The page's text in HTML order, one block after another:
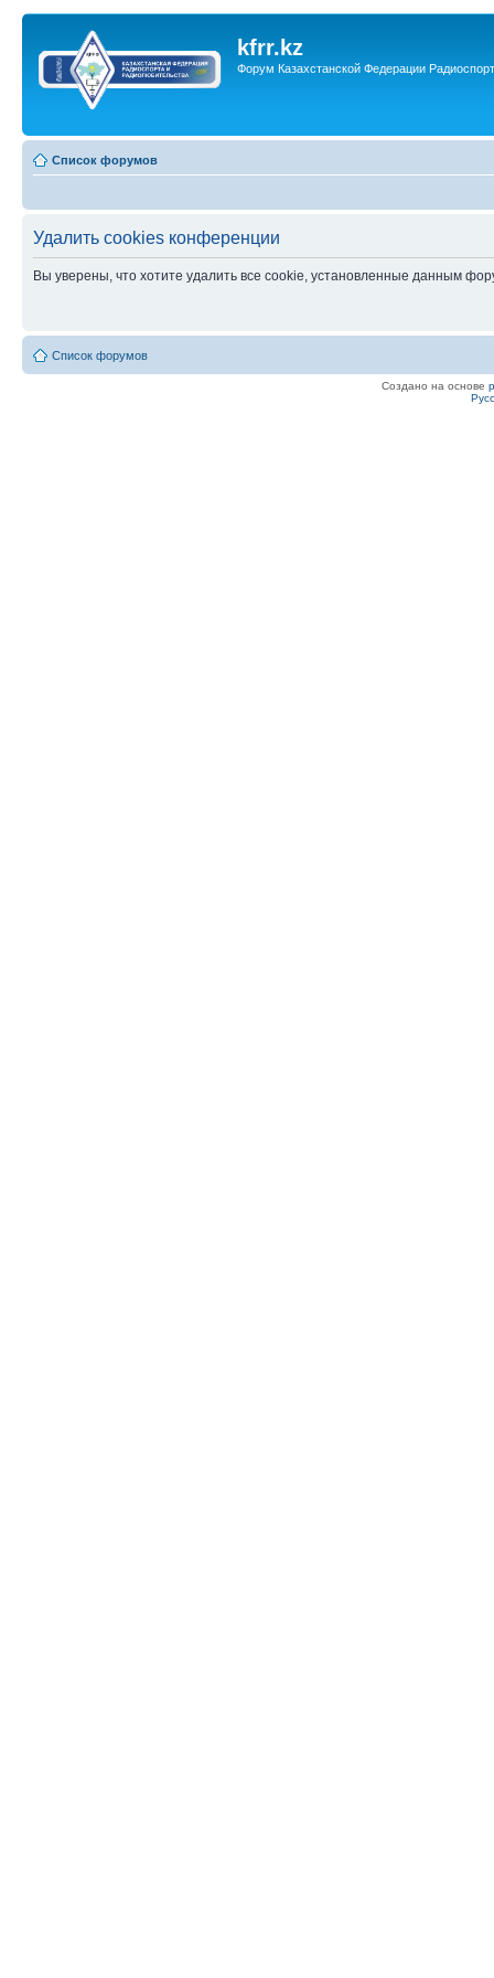
kfrr.kz
Форум Казахстанской Федерации
Список форумов
Удалить cookies конференции
Вы уверены, что хотите удалить все cookie, установленные данным
Список форумов
Создано на основе